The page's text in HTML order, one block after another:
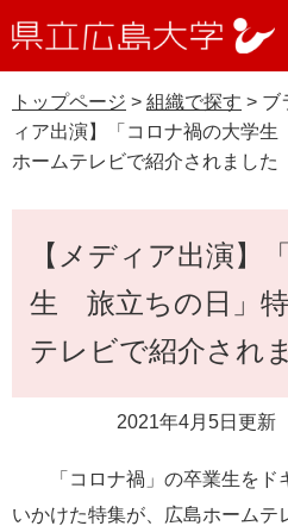
ー
ジ
先
頭
ニ
ュ
を
飛
立
大
受験生の皆さま
在学生の皆さま
地域・企業の皆さま
研究者の皆さま
教職員の皆さま
受験生特設サ
WEB版大学
資料請求
交通アクセス
English
中文簡体 中文
g
大学概要
学部・大学院・専攻科
学生生活・就職支援
研究・地域連携・国際交流
入試情報
トップページ > 組織で探す > ブ
ィア出演】「コロナ禍の大学
ホームテレビで紹介されました
【メディア出演】
生 旅立ちの日」
テレビで紹介され
2021年4月5日更新
「コロナ禍」の卒業生をド
いかけた特集が、広島ホームテ